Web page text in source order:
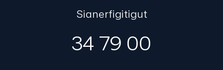
Sianerfigitigut
34 79 00